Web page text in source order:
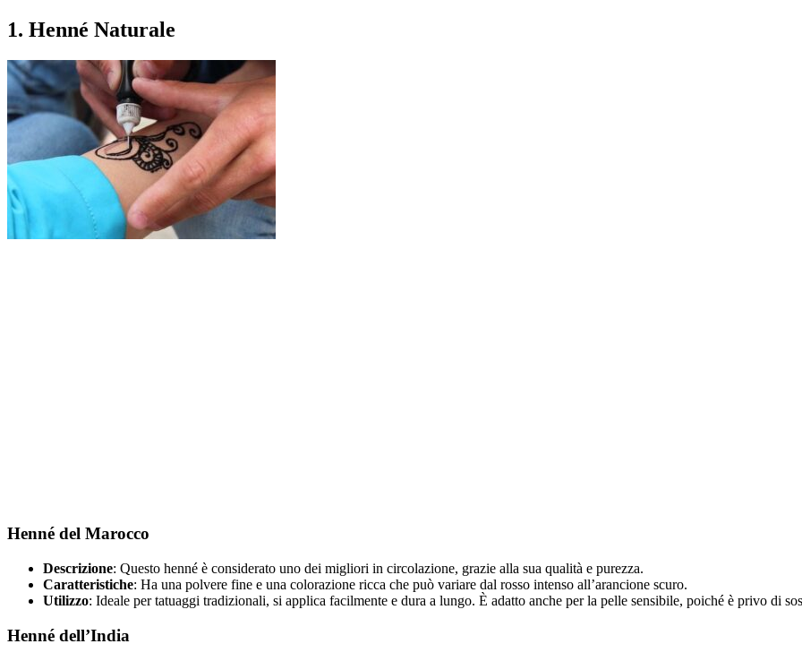
1. Henné Naturale
Henné del Marocco
Descrizione: Questo henné è considerato uno dei migliori in circolazione, grazie alla sua qualità e purezza.
Caratteristiche: Ha una polvere fine e una colorazione ricca che può variare dal rosso intenso all’arancione scuro.
Utilizzo: Ideale per tatuaggi tradizionali, si applica facilmente e dura a lungo. È adatto anche per la pelle sensibile, poiché è privo di
Henné dell’India